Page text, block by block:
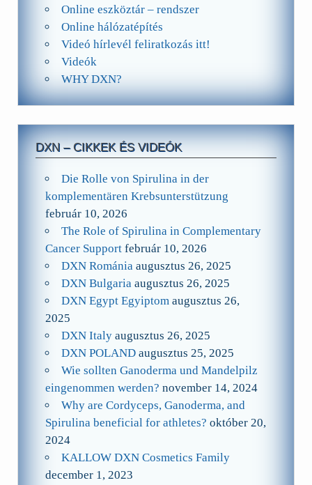
Online eszköztár – rendszer
Online hálózatépítés
Videó hírlevél feliratkozás itt!
Videók
WHY DXN?
DXN – CIKKEK ÉS VIDEÓK
Die Rolle von Spirulina in der
komplementären Krebsunterstützung
február 10, 2026
The Role of Spirulina in Complementary
Cancer Support február 10, 2026
DXN Románia augusztus 26, 2025
DXN Bulgaria augusztus 26, 2025
DXN Egypt Egyiptom augusztus 26,
2025
DXN Italy augusztus 26, 2025
DXN POLAND augusztus 25, 2025
Wie sollten Ganoderma und Mandelpilz
eingenommen werden? november 14, 2024
Why are Cordyceps, Ganoderma, and
Spirulina beneficial for athletes? október 20,
2024
KALLOW DXN Cosmetics Family
december 1, 2023